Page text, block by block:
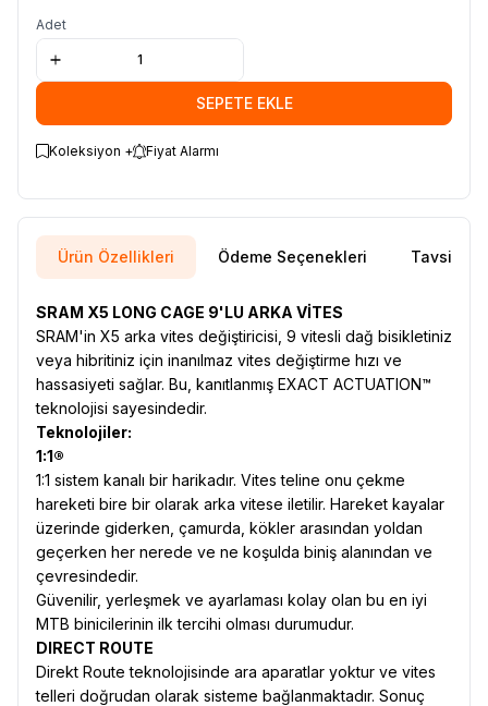
Adet
SEPETE EKLE
Koleksiyon + Fiyat Alarmı
Ürün Özellikleri Ödeme Seçenekleri Tavsiye Et
SRAM X5 LONG CAGE 9'LU ARKA VİTES
SRAM'in X5 arka vites değiştiricisi, 9 vitesli dağ bisikletiniz
veya hibritiniz için inanılmaz vites değiştirme hızı ve
hassasiyeti sağlar. Bu, kanıtlanmış EXACT ACTUATION™
teknolojisi sayesindedir.
Teknolojiler:
1:1®
1:1 sistem kanalı bir harikadır. Vites teline onu çekme
hareketi bire bir olarak arka vitese iletilir. Hareket kayalar
üzerinde giderken, çamurda, kökler arasından yoldan
geçerken her nerede ve ne koşulda biniş alanından ve
çevresindedir.
Güvenilir, yerleşmek ve ayarlaması kolay olan bu en iyi
MTB binicilerinin ilk tercihi olması durumudur.
DIRECT ROUTE
Direkt Route teknolojisinde ara aparatlar yoktur ve vites
telleri doğrudan olarak sisteme bağlanmaktadır. Sonuç